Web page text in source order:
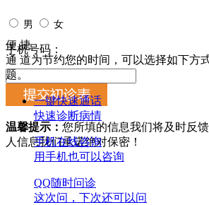
男 女
手机号码：
温馨提示： 您所填的信息我们将及时反
人信息我们承诺绝对保密！
便 捷
通 道为节约您的时间，可以选择如下方
题。
一键快速通话
快速诊断病情
手机在线咨询
用手机也可以咨询
QQ随时问诊
这次问，下次还可以问